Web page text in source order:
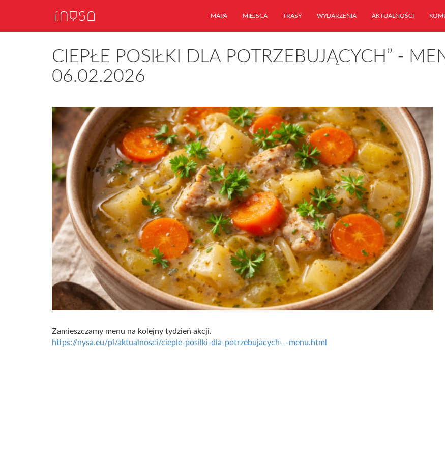
MAPA MIEJSCA TRASY WYDARZENIA AKTUALNOŚCI
CIEPŁE POSIŁKI DLA POTRZEBUJĄCYCH” -
06.02.2026
Zamieszczamy menu na kolejny tydzień akcji.
https://nysa.eu/pl/aktualnosci/cieple-posilki-dla-potrzebujacych---menu.html